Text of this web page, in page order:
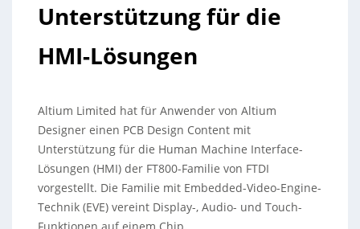
Unterstützung für die
HMI-Lösungen
Altium Limited hat für Anwender von Altium
Designer einen PCB Design Content mit
Unterstützung für die Human Machine Interface-
Lösungen (HMI) der FT800-Familie von FTDI
vorgestellt. Die Familie mit Embedded-Video-Engine-
Technik (EVE) vereint Display-, Audio- und Touch-